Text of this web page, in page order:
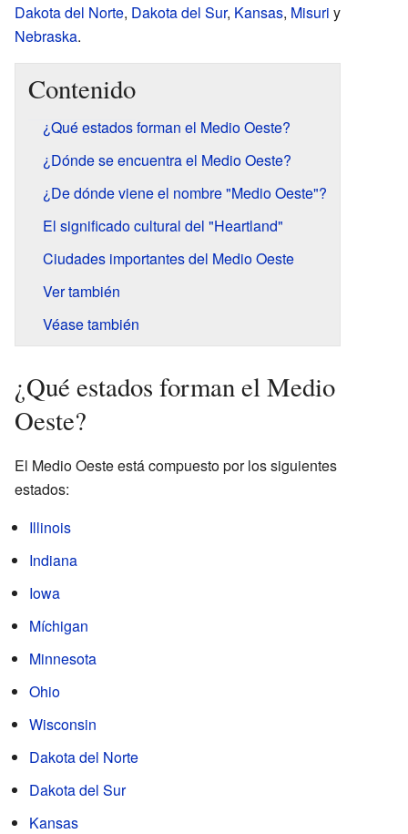
Dakota del Norte, Dakota del Sur, Kansas, Misuri y
Nebraska.
Contenido
¿Qué estados forman el Medio Oeste?
¿Dónde se encuentra el Medio Oeste?
¿De dónde viene el nombre "Medio Oeste"?
El significado cultural del "Heartland"
Ciudades importantes del Medio Oeste
Ver también
Véase también
¿Qué estados forman el Medio
Oeste?
El Medio Oeste está compuesto por los siguientes
estados:
Illinois
Indiana
Iowa
Míchigan
Minnesota
Ohio
Wisconsin
Dakota del Norte
Dakota del Sur
Kansas